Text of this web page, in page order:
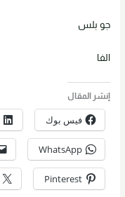
جو بلس
الفا
إنشر المقال
فيس بوك
WhatsApp
Pinterest